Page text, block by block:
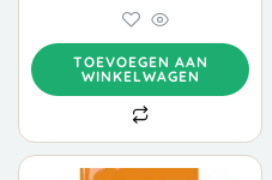
TOEVOEGEN AAN
WINKELWAGEN